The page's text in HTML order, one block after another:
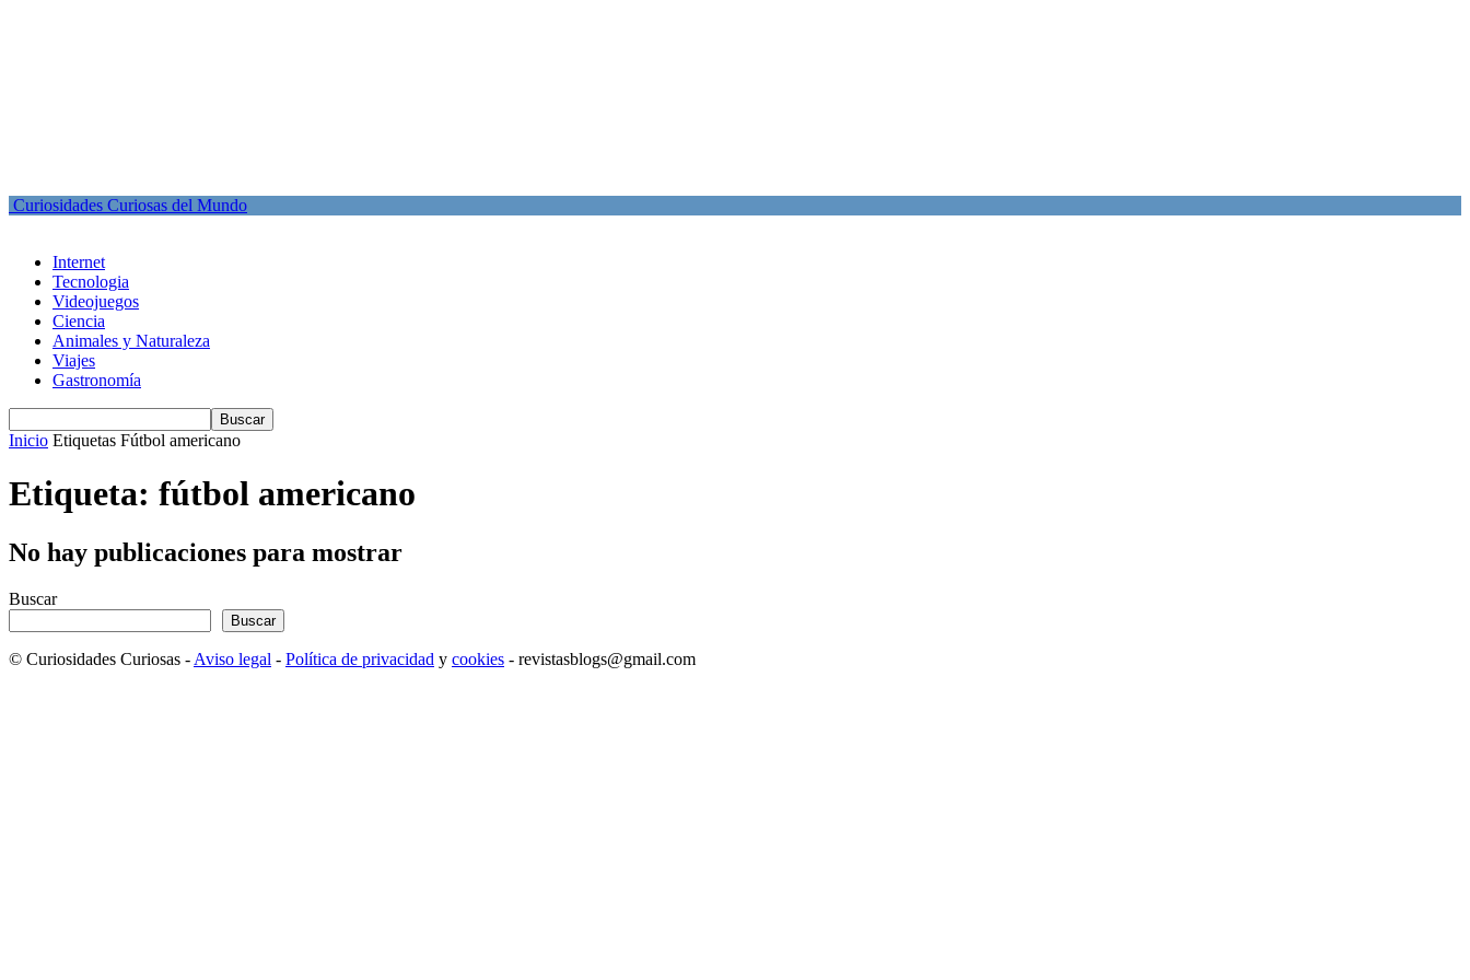
Curiosidades Curiosas del Mundo
Internet
Tecnologia
Videojuegos
Ciencia
Animales y Naturaleza
Viajes
Gastronomía
Inicio Etiquetas Fútbol americano
Etiqueta: fútbol americano
No hay publicaciones para mostrar
Buscar
Buscar
© Curiosidades Curiosas - Aviso legal - Política de privacidad y cookies - revistasblogs@gmail.com